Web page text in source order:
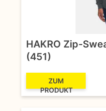
HAKRO Zip-
(451)
ZUM
PRODUKT